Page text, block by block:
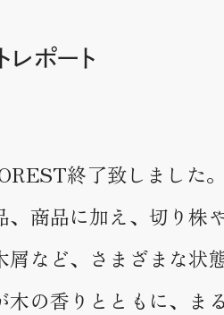
レポート
終了致しました
、商品に加え、切り株
屑など、さまざまな状
木の香りとともに、ま